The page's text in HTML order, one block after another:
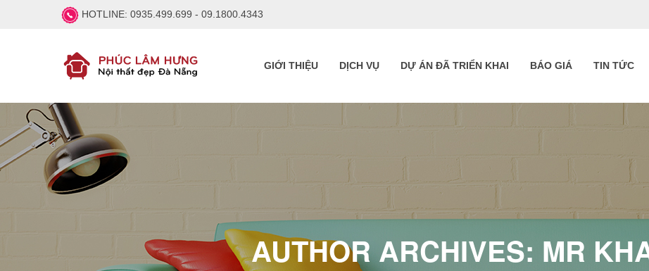
HOTLINE: 0935.499.699 - 09.1800.4343
GIỚI THIỆU DỊCH VỤ DỰ ÁN ĐÃ TRIỂN KHAI BÁO GIÁ TIN TỨC
AUTHOR ARCHIVES: MR